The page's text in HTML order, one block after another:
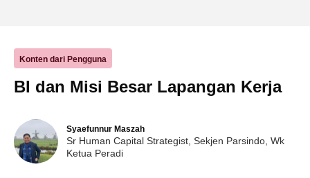
Konten dari Pengguna
BI dan Misi Besar Lapangan Kerja
Syaefunnur Maszah
Sr Human Capital Strategist, Sekjen Parsindo, Wk
Ketua Peradi